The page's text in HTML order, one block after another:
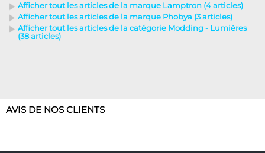
Afficher tout les articles de la marque Lamptron (4 articles)
Afficher tout les articles de la marque Phobya (3 articles)
Afficher tout les articles de la catégorie Modding - Lumières
(38 articles)
AVIS DE NOS CLIENTS